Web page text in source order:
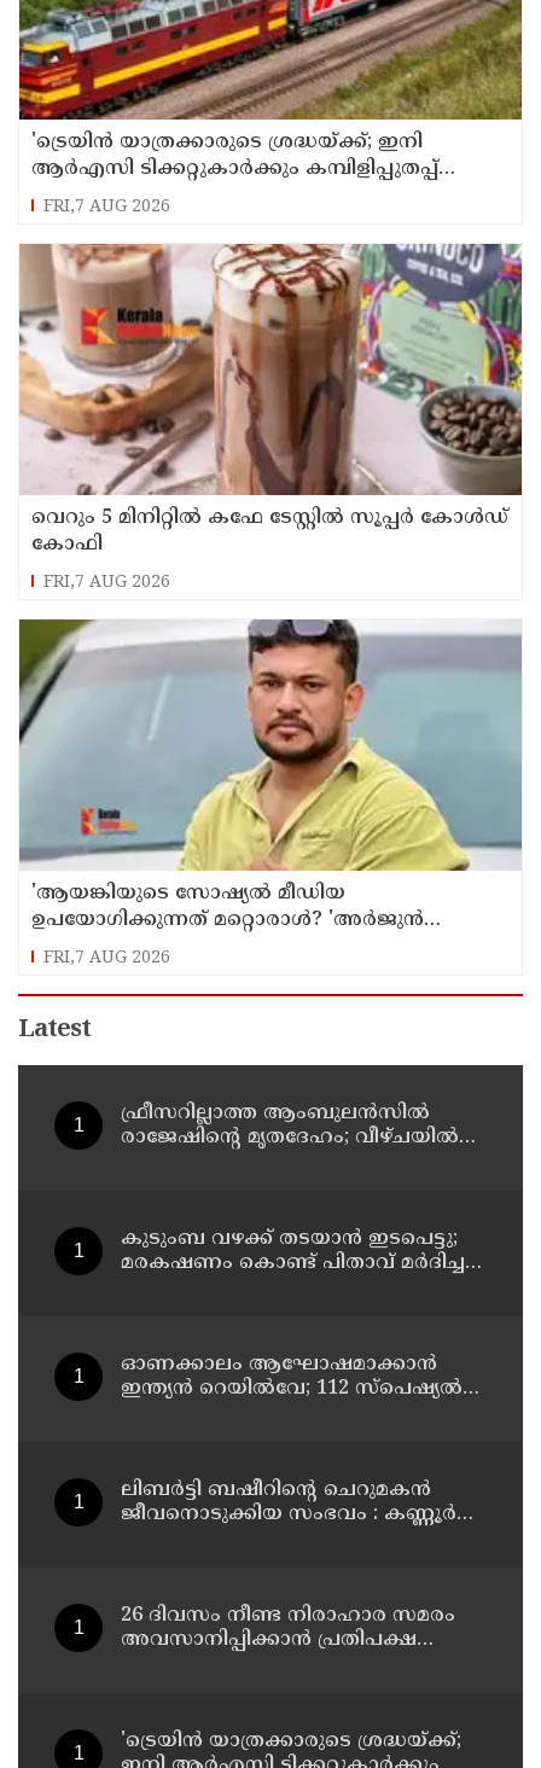
'ട്രെയിൻ യാത്രക്കാരുടെ ശ്രദ്ധയ്ക്ക്‌; ഇനി
ആർഎസി ടിക്കറ്റുകാർക്കും കമ്പിളിപ്പുതപ്പ്
ലഭിക്കും
FRI,7 AUG 2026
വെറും 5 മിനിറ്റിൽ കഫേ ടേസ്റ്റിൽ സൂപ്പർ കോൾഡ്
കോഫി
FRI,7 AUG 2026
'ആയങ്കിയുടെ സോഷ്യൽ മീഡിയ
ഉപയോഗിക്കുന്നത് മറ്റൊരാൾ? 'അർജുൻ
ആയങ്കിയെ പൂട്ടാനൊരുങ്ങി പൊലീസ്';
കൊച്ചിയിൽ വ്യാപക പരിശോധന
FRI,7 AUG 2026
Latest
ഫ്രീസറില്ലാത്ത ആംബുലൻസിൽ
രാജേഷിൻ്റെ മൃതദേഹം; വീഴ്ചയിൽ
കുടുംബ വഴക്ക് തടയാന്‍ ഇടപെട്ടു;
മരകഷണം കൊണ്ട് പിതാവ് മർദിച്ച
ഓണക്കാലം ആഘോഷമാക്കാൻ
ഇന്ത്യൻ റെയിൽവേ; 112 സ്പെഷ്യൽ
ലിബർട്ടി ബഷീറിന്റെ ചെറുമകൻ
ജീവനൊടുക്കിയ സംഭവം : കണ്ണൂർ
പരാതിയുമായിബന്ധുക്കൾ
26 ദിവസം നീണ്ട നിരാഹാര സമരം
അവസാനിപ്പിക്കാൻ പ്രതിപക്ഷ
'ട്രെയിൻ യാത്രക്കാരുടെ ശ്രദ്ധയ്ക്ക്‌;